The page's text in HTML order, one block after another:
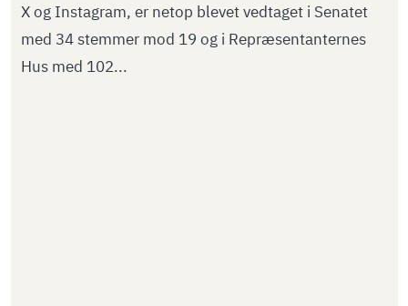
X og Instagram, er netop blevet vedtaget i Senatet
med 34 stemmer mod 19 og i Repræsentanternes
Hus med 102...